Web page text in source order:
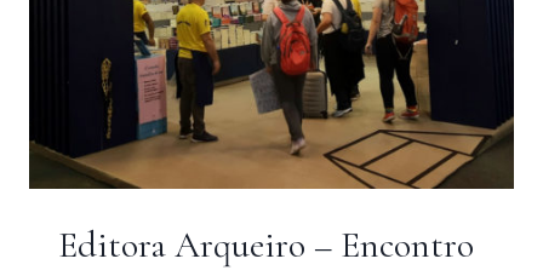
Editora Arqueiro – Encontro